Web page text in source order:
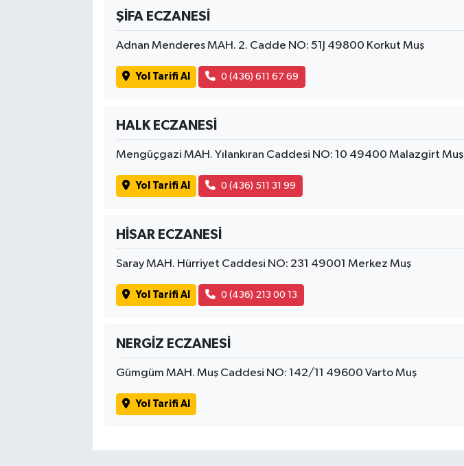
ŞİFA ECZANESİ
Adnan Menderes MAH. 2. Cadde NO: 51J 49800 Korkut Muş
Yol Tarifi Al 0 (436) 611 67 69
HALK ECZANESİ
Mengüçgazi MAH. Yılankıran Caddesi NO: 10 49400 Malazgirt Muş
Yol Tarifi Al 0 (436) 511 31 99
HİSAR ECZANESİ
Saray MAH. Hürriyet Caddesi NO: 231 49001 Merkez Muş
Yol Tarifi Al 0 (436) 213 00 13
NERGİZ ECZANESİ
Gümgüm MAH. Muş Caddesi NO: 142/11 49600 Varto Muş
Yol Tarifi Al